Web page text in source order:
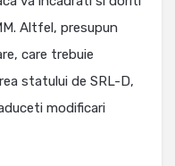
Altfel, presupun
care trebuie
statului de SRL-D,
modificari